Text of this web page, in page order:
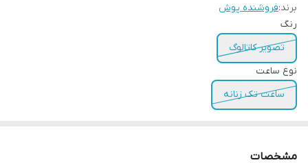
برند:فروشنده پوش
رنگ
تصویر کاتالوگ
نوع ساعت
ساعت تک زنانه
مشخصات